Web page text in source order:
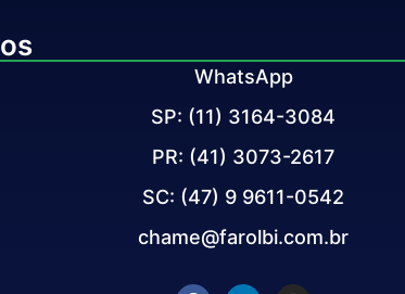
WhatsApp
SP: (11) 3164-3084
PR: (41) 3073-2617
SC: (47) 9 9611-0542
chame@farolbi.com.br